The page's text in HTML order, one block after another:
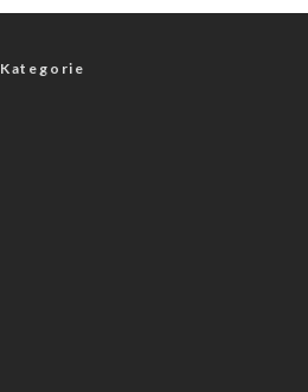
Kategorie